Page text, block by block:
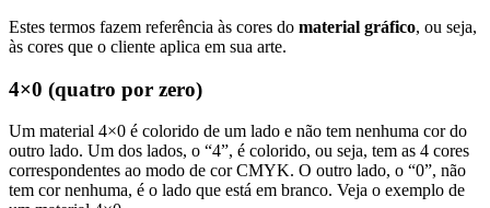
Estes termos fazem referência às cores do material gráfico, ou seja,
às cores que o cliente aplica em sua arte.
4×0 (quatro por zero)
Um material 4×0 é colorido de um lado e não tem nenhuma cor do
outro lado. Um dos lados, o “4”, é colorido, ou seja, tem as 4 cores
correspondentes ao modo de cor CMYK. O outro lado, o “0”, não
tem cor nenhuma, é o lado que está em branco. Veja o exemplo de